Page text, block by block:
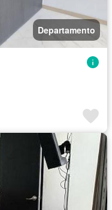
Departamento